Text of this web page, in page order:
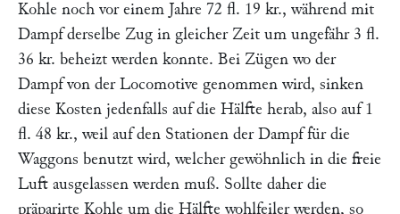
Kohle noch vor einem Jahre 72 fl. 19 kr., während mit
Dampf derselbe Zug in gleicher Zeit um ungefähr 3 fl.
36 kr. beheizt werden konnte. Bei Zügen wo der
Dampf von der Locomotive genommen wird, sinken
diese Kosten jedenfalls auf die Hälfte herab, also auf 1
fl. 48 kr., weil auf den Stationen der Dampf für die
Waggons benutzt wird, welcher gewöhnlich in die freie
Luft ausgelassen werden muß. Sollte daher die
präparirte Kohle um die Hälfte wohlfeiler werden, so